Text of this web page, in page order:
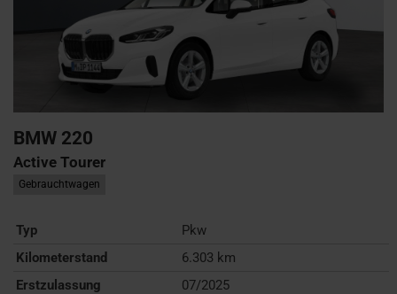
BMW 220
Active Tourer
Gebrauchtwagen
Typ
Pkw
Kilometerstand
6.303 km
Erstzulassung
07/2025